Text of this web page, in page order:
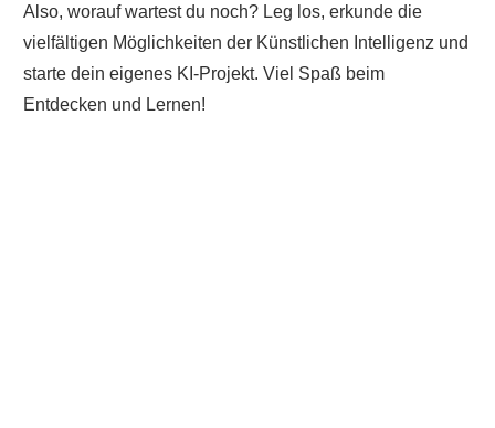
Also, worauf wartest du noch? Leg los, erkunde die
vielfältigen Möglichkeiten der Künstlichen Intelligenz und
starte dein eigenes KI-Projekt. Viel Spaß beim
Entdecken und Lernen!